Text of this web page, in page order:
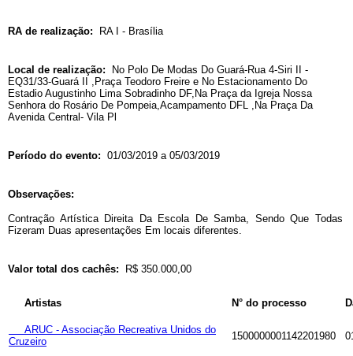
RA de realização: RA I - Brasília
Local de realização:
No Polo De Modas Do Guará-Rua 4-Siri II -
EQ31/33-Guará II ,Praça Teodoro Freire e No Estacionamento Do
Estadio Augustinho Lima Sobradinho DF,Na Praça da Igreja Nossa
Senhora do Rosário De Pompeia,Acampamento DFL ,Na Praça Da
Avenida Central- Vila Pl
Período do evento: 01/03/2019 a 05/03/2019
Observações:
Contração Artística Direita Da Escola De Samba, Sendo Que Todas
Fizeram Duas apresentações Em locais diferentes.
Valor total dos cachês: R$ 350.000,00
Artistas N° do processo
ARUC - Associação Recreativa Unidos do
Cruzeiro
1500000001142201980